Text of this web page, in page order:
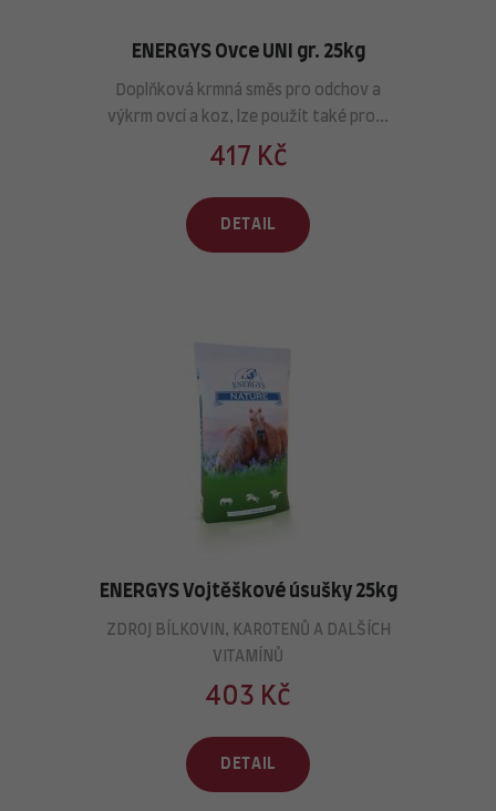
ENERGYS Ovce UNI gr. 25kg
Doplňková krmná směs pro odchov a
výkrm ovcí a koz, lze použít také pro...
417 Kč
DETAIL
ENERGYS Vojtěškové úsušky 25kg
ZDROJ BÍLKOVIN, KAROTENŮ A DALŠÍCH
VITAMÍNŮ
403 Kč
DETAIL